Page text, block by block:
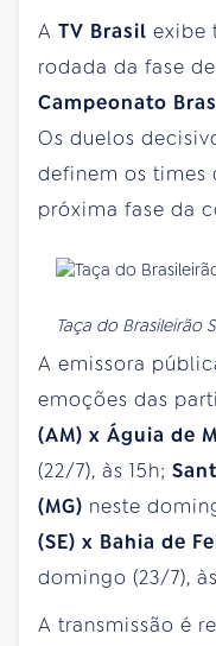
A TV Brasil exibe
rodada da fase
Campeonato
Os duelos
definem os times
próxima fase da
Taça do Brasileirão
A emissora
emoções das
(AM) x Águia de
(22/7), às 15h;
(MG) neste
(SE) x Bahia de
domingo (23/7),
A transmissão é